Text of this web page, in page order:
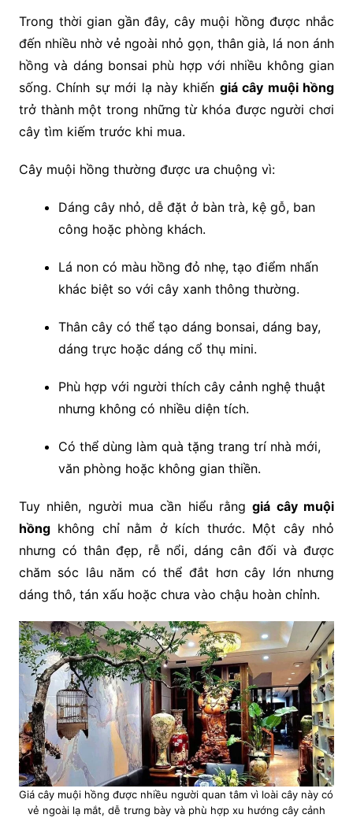
Trong thời gian gần đây, cây muội hồng được nhắc
đến nhiều nhờ vẻ ngoài nhỏ gọn, thân già, lá non ánh
hồng và dáng bonsai phù hợp với nhiều không gian
sống. Chính sự mới lạ này khiến giá cây muội hồng
trở thành một trong những từ khóa được người chơi
cây tìm kiếm trước khi mua.
Cây muội hồng thường được ưa chuộng vì:
Dáng cây nhỏ, dễ đặt ở bàn trà, kệ gỗ, ban
công hoặc phòng khách.
Lá non có màu hồng đỏ nhẹ, tạo điểm nhấn
khác biệt so với cây xanh thông thường.
Thân cây có thể tạo dáng bonsai, dáng bay,
dáng trực hoặc dáng cổ thụ mini.
Phù hợp với người thích cây cảnh nghệ thuật
nhưng không có nhiều diện tích.
Có thể dùng làm quà tặng trang trí nhà mới,
văn phòng hoặc không gian thiền.
Tuy nhiên, người mua cần hiểu rằnggiá cây muội
hồngkhông chỉ nằm ở kích thước. Một cây nhỏ
nhưng có thân đẹp, rễ nổi, dáng cân đối và được
chăm sóc lâu năm có thể đắt hơn cây lớn nhưng
dáng thô, tán xấu hoặc chưa vào chậu hoàn chỉnh.
Giá cây muội hồng được nhiều người quan tâm vì loài cây này có
vẻ ngoài lạ mắt, dễ trưng bày và phù hợp xu hướng cây cảnh